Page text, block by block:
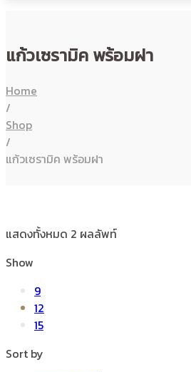
แก้วเซรามิค พร้อมฝา
Home
/
Shop
/
แก้วเซรามิค พร้อมฝา
แสดงทั้งหมด 2 ผลลัพท์
Show
9
12
15
Sort by